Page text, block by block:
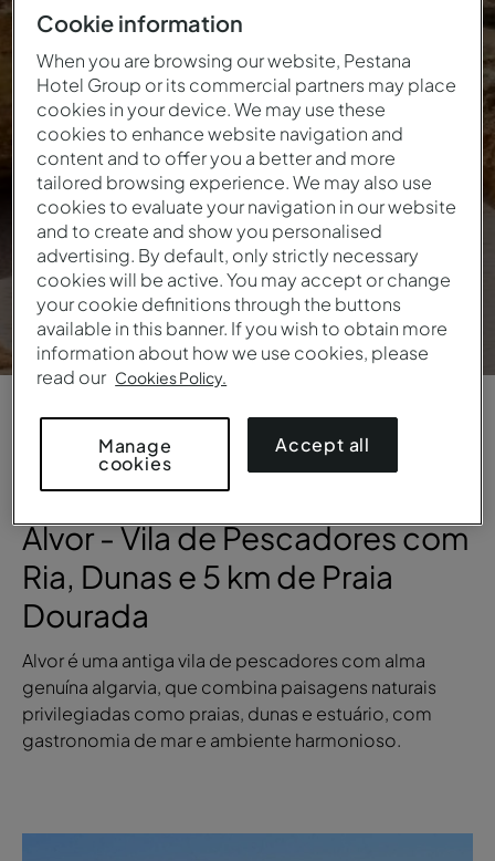
Praia Família Gastronomia
VISTA GERAL
Alvor - Vila de Pescadores com
Ria, Dunas e 5 km de Praia
Dourada
Alvor é uma antiga vila de pescadores com alma
genuína algarvia, que combina paisagens naturais
privilegiadas como praias, dunas e estuário, com
gastronomia de mar e ambiente harmonioso.
Cookie information
When you are browsing our website, Pestana
Hotel Group or its commercial partners may place
cookies in your device. We may use these
cookies to enhance website navigation and
content and to offer you a better and more
tailored browsing experience. We may also use
cookies to evaluate your navigation in our website
and to create and show you personalised
advertising. By default, only strictly necessary
cookies will be active. You may accept or change
your cookie definitions through the buttons
available in this banner. If you wish to obtain more
information about how we use cookies, please
read our Cookies Policy.
Manage
cookies
Accept all